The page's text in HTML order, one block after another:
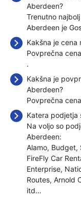
Aberdeen?
Trenutno
Aberdeen je
Kakšna je cena
Povprečna
.
Kakšna je
Aberdeen?
Povprečna
Katera podjetja
Na voljo so
Aberdeen:
Alamo Budget
FireFly Car
Enterprise
Routes Arnold
itd…